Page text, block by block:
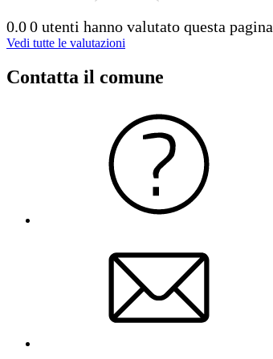
0.00 utenti hanno valutato questa pagina
Vedi tutte le valutazioni
Contatta il comune